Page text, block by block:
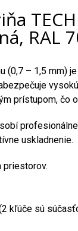
RAL
(0,7 – 1,5 mm)
prístupom,
uskladnenie.
priestorov.
kľúče sú